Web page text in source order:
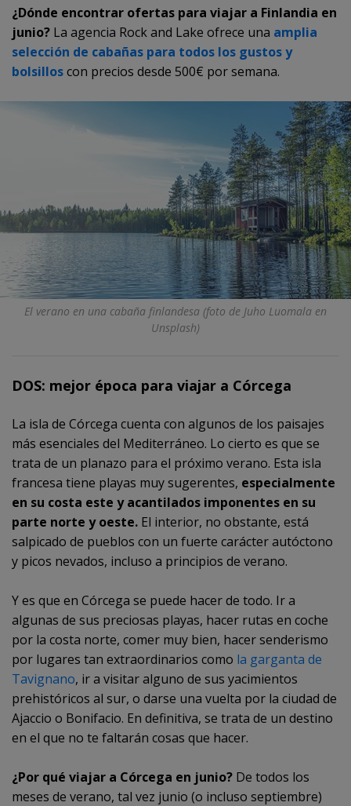
¿Dónde encontrar ofertas para viajar a Finlandia en
junio? La agencia Rock and Lake ofrece una amplia
selección de cabañas para todos los gustos y
bolsilloscon precios desde 500€ por semana.
El verano en una cabaña finlandesa (foto de Juho Luomala en
Unsplash)
DOS: mejor época para viajar a Córcega
La isla de Córcega cuenta con algunos de los paisajes
más esenciales del Mediterráneo. Lo cierto es que se
trata de un planazo para el próximo verano. Esta isla
francesa tiene playas muy sugerentes, especialmente
en su costa este y acantilados imponentes en su
parte norte y oeste. El interior, no obstante, está
salpicado de pueblos con un fuerte carácter autóctono
y picos nevados, incluso a principios de verano.
Y es que en Córcega se puede hacer de todo. Ir a
algunas de sus preciosas playas, hacer rutas en coche
por la costa norte, comer muy bien, hacer senderismo
por lugares tan extraordinarios como la garganta de
Tavignano, ir a visitar alguno de sus yacimientos
prehistóricos al sur, o darse una vuelta por la ciudad de
Ajaccio o Bonifacio. En definitiva, se trata de un destino
en el que no te faltarán cosas que hacer.
¿Por qué viajar a Córcega en junio? De todos los
meses de verano, tal vez junio (o incluso septiembre)